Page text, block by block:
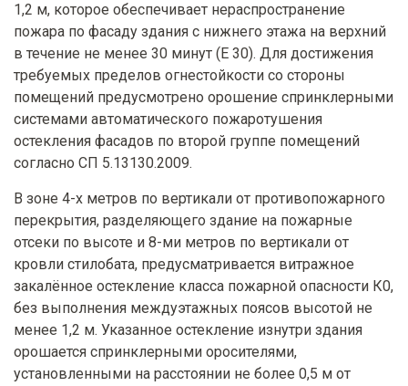
1,2 м, которое обеспечивает нераспространение
пожара по фасаду здания с нижнего этажа на верхний
в течение не менее 30 минут (E 30). Для достижения
требуемых пределов огнестойкости со стороны
помещений предусмотрено орошение спринклерными
системами автоматического пожаротушения
остекления фасадов по второй группе помещений
согласно СП 5.13130.2009.
В зоне 4-х метров по вертикали от противопожарного
перекрытия, разделяющего здание на пожарные
отсеки по высоте и 8-ми метров по вертикали от
кровли стилобата, предусматривается витражное
закалённое остекление класса пожарной опасности К0,
без выполнения междуэтажных поясов высотой не
менее 1,2 м. Указанное остекление изнутри здания
орошается спринклерными оросителями,
установленными на расстоянии не более 0,5 м от